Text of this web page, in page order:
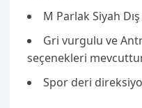
M Parlak Siyah
Gri vurgulu ve
seçenekleri
Spor deri